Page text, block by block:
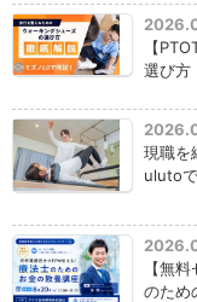
【
選び方
現職を
uluto
【無
のため